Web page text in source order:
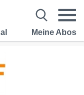
Meine Abos